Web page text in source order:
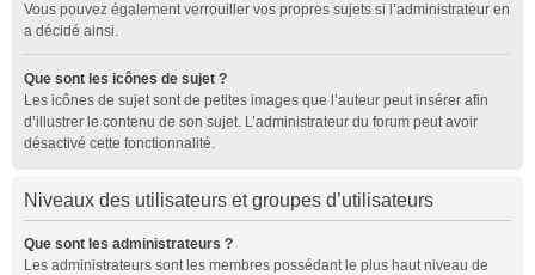
Vous pouvez également verrouiller vos propres sujets si l’administrateur en
a décidé ainsi.
Que sont les icônes de sujet ?
Les icônes de sujet sont de petites images que l’auteur peut insérer afin
d’illustrer le contenu de son sujet. L’administrateur du forum peut avoir
désactivé cette fonctionnalité.
Niveaux des utilisateurs et groupes d’utilisateurs
Que sont les administrateurs ?
Les administrateurs sont les membres possédant le plus haut niveau de